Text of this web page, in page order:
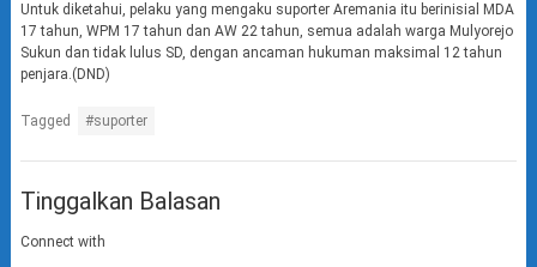
Untuk diketahui, pelaku yang mengaku suporter Aremania itu berinisial MDA
17 tahun, WPM 17 tahun dan AW 22 tahun, semua adalah warga Mulyorejo
Sukun dan tidak lulus SD, dengan ancaman hukuman maksimal 12 tahun
penjara.(DND)
Tagged #suporter
Tinggalkan Balasan
Connect with